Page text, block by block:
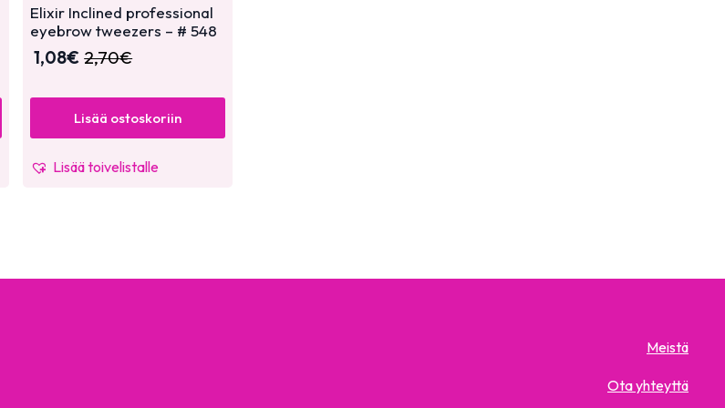
Elixir Inclined professional
eyebrow tweezers – # 548
2,70€
1,08€
Lisää ostoskoriin
Lisää toivelistalle
Meistä
Ota yhteyttä